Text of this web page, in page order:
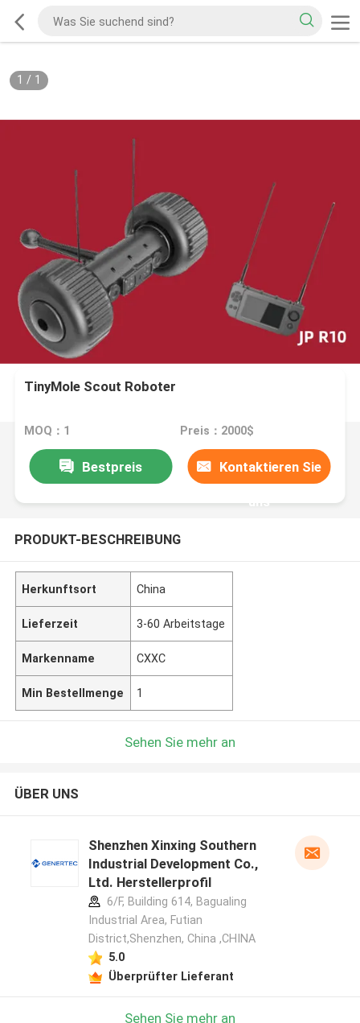
1 / 1
TinyMole Scout Roboter
MOQ：1 Preis：2000$
Bestpreis Kontaktieren Sie
uns
PRODUKT-BESCHREIBUNG
Herkunftsort China
Lieferzeit 3-60 Arbeitstage
Markenname CXXC
Min Bestellmenge 1
Sehen Sie mehr an
ÜBER UNS
Shenzhen Xinxing Southern
Industrial Development Co.,
Ltd. Herstellerprofil
6/F, Building 614, Bagualing
Industrial Area, Futian
District,Shenzhen, China ,CHINA
5.0
Überprüfter Lieferant
Sehen Sie mehr an